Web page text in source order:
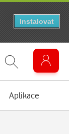
Aplikace
Instalovat